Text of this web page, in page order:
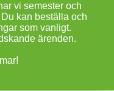
vi semester och
kan beställa och
som vanligt.
ärenden.